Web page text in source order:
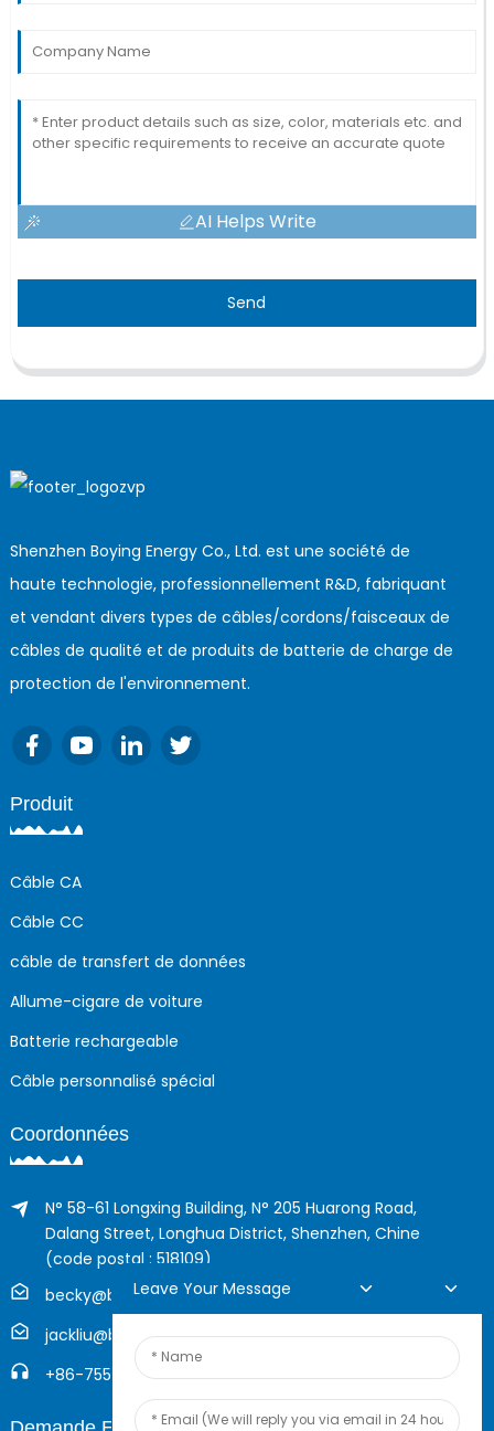
AI Helps Write
Send
Shenzhen Boying Energy Co., Ltd. est une société de
haute technologie, professionnellement R&D, fabriquant
et vendant divers types de câbles/cordons/faisceaux de
câbles de qualité et de produits de batterie de charge de
protection de l'environnement.
Produit
Câble CA
Câble CC
câble de transfert de données
Allume-cigare de voiture
Batterie rechargeable
Câble personnalisé spécial
Coordonnées
N° 58-61 Longxing Building, N° 205 Huarong Road,
Dalang Street, Longhua District, Shenzhen, Chine
(code postal : 518109)
becky@boyingcable.com
jackliu@boyingcable.com
+86-755-21014277
Leave Your Message